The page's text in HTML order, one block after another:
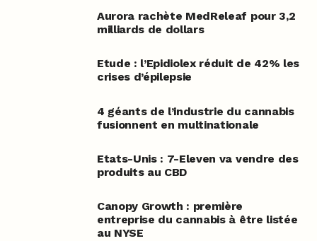
Aurora rachète MedReleaf pour 3,2
milliards de dollars
Etude : l’Epidiolex réduit de 42% les
crises d’épilepsie
4 géants de l’industrie du cannabis
fusionnent en multinationale
Etats-Unis : 7-Eleven va vendre des
produits au CBD
Canopy Growth : première
entreprise du cannabis à être listée
au NYSE